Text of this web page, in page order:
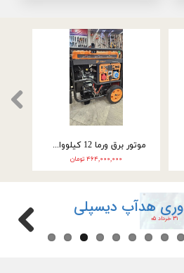
موتور برق ورما سه گانه سوز 9.5 کیلووات تک فاز VM25000E3-2F
۲۲۲,۰۰۰,۰۰۰ تومان
هدآپ دیسپلی
۳۱ خرداد ۰۵